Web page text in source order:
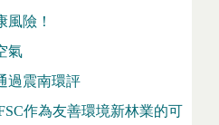
風險！
氣
過震南環評
作為友善環境新林業的可